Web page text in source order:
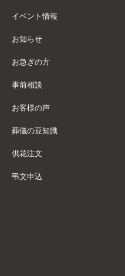
イベント情報
お知らせ
お急ぎの方
事前相談
お客様の声
葬儀の豆知識
供花注文
弔文申込
少額短期保険
お問い合わせ・資料請求
事前相談予約
供花注文
弔文申込